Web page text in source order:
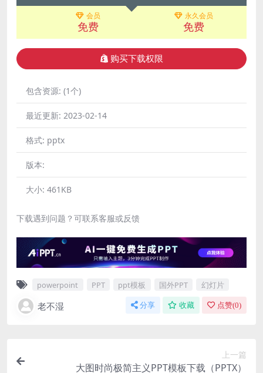
会员
免费
永久会员
免费
购买下载权限
包含资源: (1个)
最近更新: 2023-02-14
格式: pptx
版本:
大小: 461KB
下载遇到问题？可联系客服或反馈
powerpoint PPT ppt模板 国外PPT 幻灯片
老不湿 分享 收藏 点赞(0)
上一篇
大图时尚极简主义PPT模板下载（PPTX）